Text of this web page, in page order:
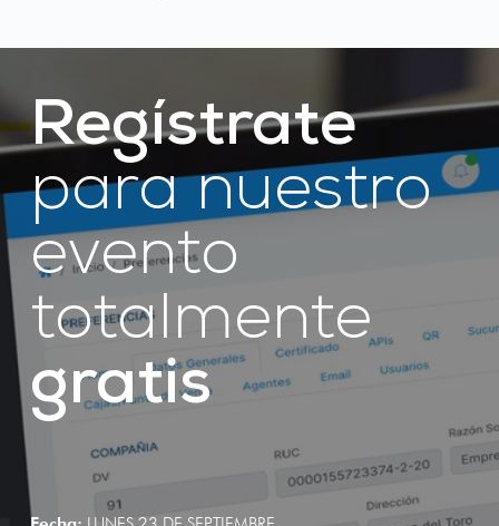
Regístrate
para nuestro
evento
totalmente
gratis